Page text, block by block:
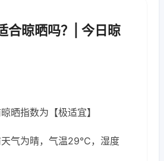
合晾晒吗？| 今日晾
晒指数为【极适宜】
天气为晴，气温29℃，湿度